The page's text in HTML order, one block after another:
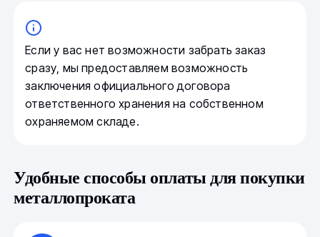
Если у вас нет возможности забрать заказ
сразу, мы предоставляем возможность
заключения официального договора
ответственного хранения на собственном
охраняемом складе.
Удобные способы оплаты для покупки
металлопроката